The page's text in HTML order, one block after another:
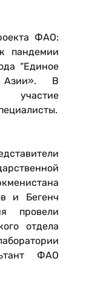
ФАО:
к пандемии
“Единое
Азии». В
и Бегенч
провели
отдела
ФАО